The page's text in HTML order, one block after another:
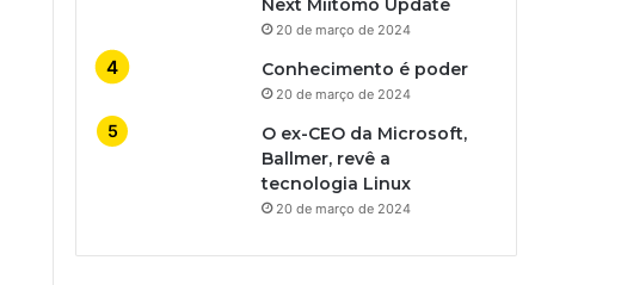
Next Miitomo Update
20 de março de 2024
Conhecimento é poder
20 de março de 2024
O ex-CEO da Microsoft,
Ballmer, revê a
tecnologia Linux
20 de março de 2024